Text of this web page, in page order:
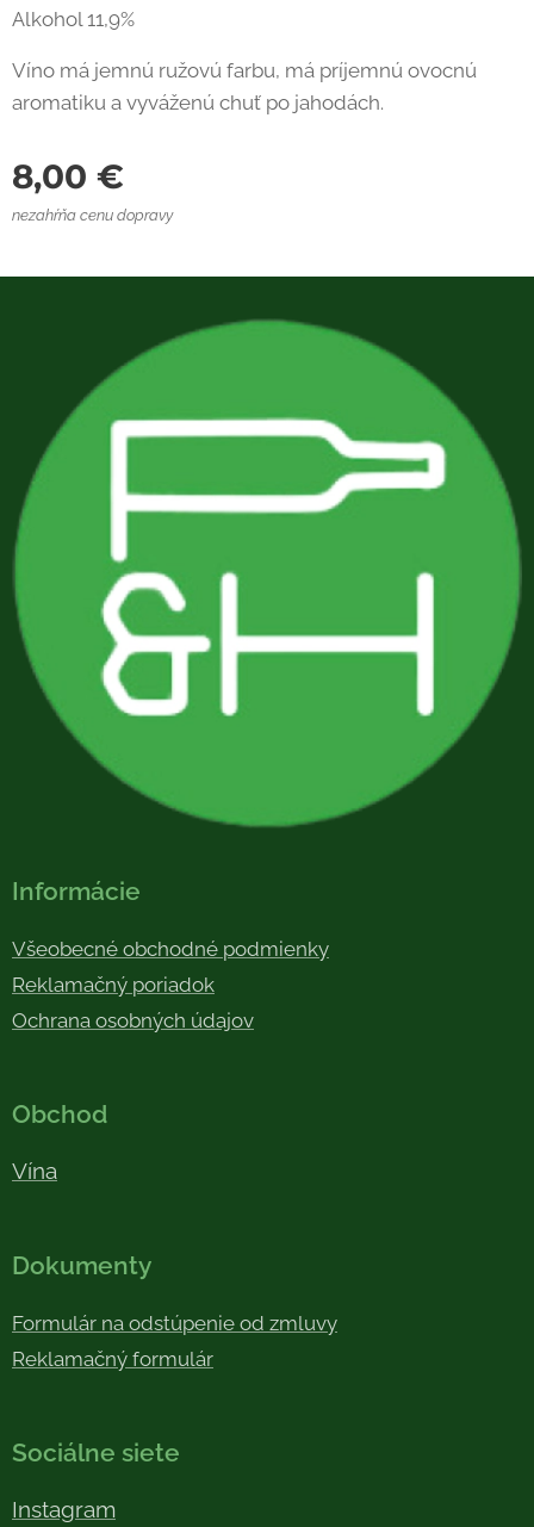
Alkohol 11,9%
Víno má jemnú ružovú farbu, má príjemnú ovocnú
aromatiku a vyváženú chuť po jahodách.
8,00 €
nezahŕňa cenu dopravy
Informácie
Všeobecné obchodné podmienky
Reklamačný poriadok
Ochrana osobných údajov
Obchod
Vína
Dokumenty
Formulár na odstúpenie od zmluvy
Reklamačný formulár
Sociálne siete
Instagram